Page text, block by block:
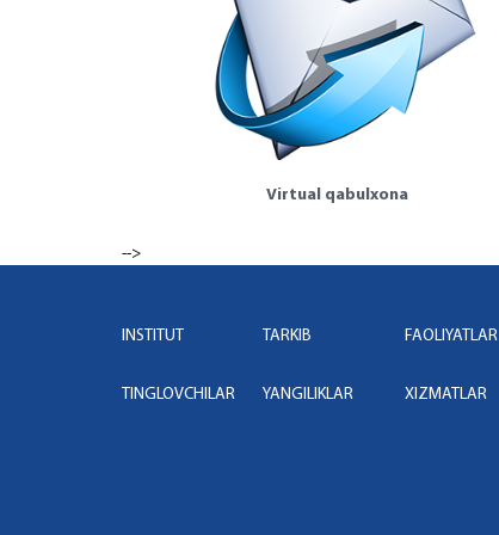
Virtual qabulxona
-->
INSTITUT TARKIB FAOLIYATLAR
TINGLOVCHILAR YANGILIKLAR XIZMATLAR